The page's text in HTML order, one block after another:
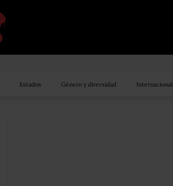
Estados Género y diversidad Internacional